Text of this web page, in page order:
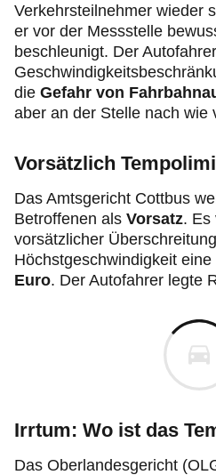
Verkehrsteilnehmer wieder
er vor der Messstelle
beschleunigt. Der
die Gefahr von
aber an der Stelle nach wie
Vorsätzlich
Das Amtsgericht Cottbus
Betroffenen als Vorsatz. Es
vorsätzlicher
Höchstgeschwindigkeit eine
Euro. Der Autofahrer legte
Irrtum: Wo ist das
Das Oberlandesgericht